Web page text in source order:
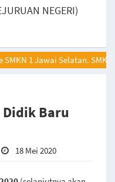
NEGERI)
1 Jawai Selatan.
Baru
18 Mei 2020